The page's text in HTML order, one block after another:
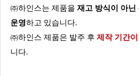
㈜하인스는 제품을 재고 방식이 아닌
운영하고 있습니다.
㈜하인스 제품은 발주 후 제작 기간
니다.